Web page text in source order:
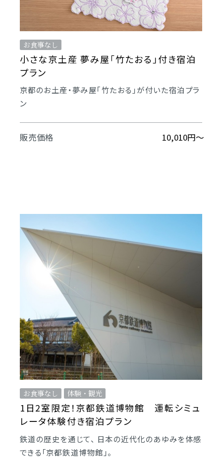
小さな京土産 夢み屋｢竹たおる｣付き宿泊
プラン
お食事なし
京都のお土産・夢み屋｢竹たおる｣が付いた宿泊プラ
ン
販売価格 10,010円～
1日2室限定！京都鉄道博物館 運転シミュ
レータ体験付き宿泊プラン
お食事なし 体験・観光
鉄道の歴史を通じて、 日本の近代化のあゆみを体感
できる「京都鉄道博物館」。